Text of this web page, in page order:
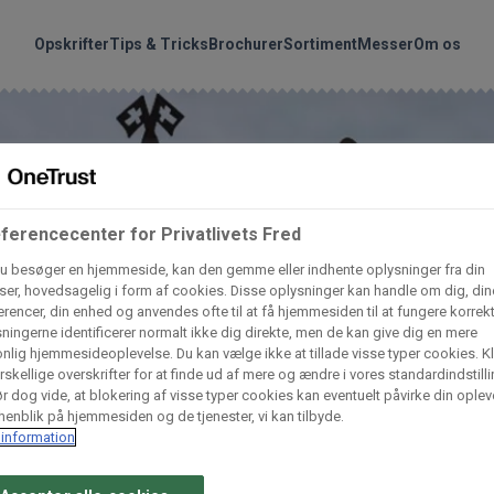
OpskrifterTips & TricksBrochurerSortimentMesserOm os
Søg
vores produkter
Dagrofa Foodservice Fullhouse
INCO Cash & Carry L. C. Lauritzen A/
Vaffelexpressen
Gem dine favoritter!
personlige samling af favoritopskrifter eller produkter.
medlem af Odense Marcipan's professionelle fællesskab og
adgang til dine gemte opskrifter og produkter - når som helst,
hvor som helst.
Log ind Opret profil
for Privatlivets Fred
besøger en hjemmeside, kan den gemme eller indhente oplysninger fra din
hovedsagelig i form af cookies. Disse oplysninger kan handle om dig,
din enhed og anvendes ofte til at få hjemmesiden til at fungere korrekt.
identificerer normalt ikke dig direkte, men de kan give dig en mere
hjemmesideoplevelse. Du kan vælge ikke at tillade visse typer cookies.
overskrifter for at finde ud af mere og ændre i vores
dog vide, at blokering af visse typer cookies kan eventuelt påvirke din
på hjemmesiden og de tjenester, vi kan tilbyde.